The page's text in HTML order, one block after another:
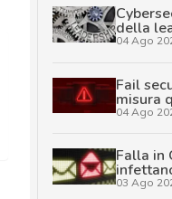
della
04 Ago
Fail
misura
04 Ago
Falla in
03 Ago